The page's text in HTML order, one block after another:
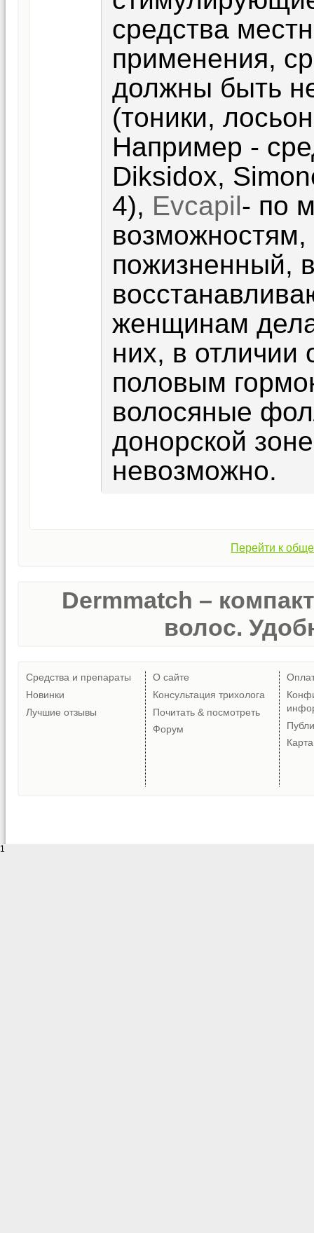
средства
применения,
должны быть
(тоники,
Например -
Diksidox,
4), Evcapil- по
возможностям,
пожизненный,
женщинам
них, в отличии
половым
волосяные
донорской
невозможно.
Перейти к
Dermmatch –
волос.
Средства и препараты
Новинки
Лучшие отзывы
О сайте
Консультация трихолога
Почитать & посмотреть
Форум
1